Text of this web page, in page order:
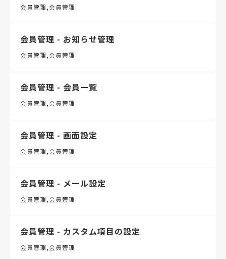
会員管理 会員管理
会員管理 - お知らせ管理
会員管理 会員管理
会員管理 - 会員一覧
会員管理 会員管理
会員管理 - 画面設定
会員管理 会員管理
会員管理 - メール設定
会員管理 会員管理
会員管理 - カスタム項目の設定
会員管理 会員管理